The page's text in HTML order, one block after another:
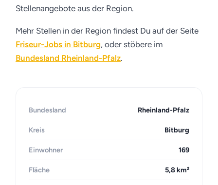
Stellenangebote aus der Region.
Mehr Stellen in der Region findest Du auf der Seite
Friseur-Jobs in Bitburg, oder stöbere im
Bundesland Rheinland-Pfalz.
Bundesland Rheinland-Pfalz
Kreis Bitburg
Einwohner 169
Fläche 5,8 km²